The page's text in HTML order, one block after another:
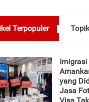
Terpopuler
yang
Jasa